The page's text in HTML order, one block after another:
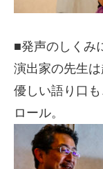
■発声のしくみ
演出家の先生は
優しい語り口
ロール。